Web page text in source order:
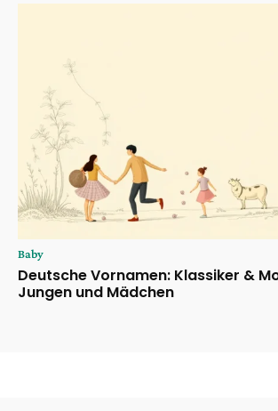
Baby
Deutsche Vornamen: Klassiker &
Jungen und Mädchen